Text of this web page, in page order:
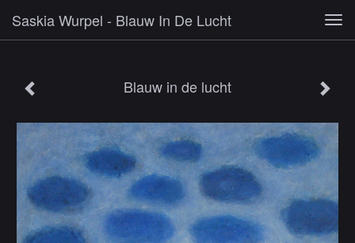
Saskia Wurpel - Blauw In De Lucht
Blauw in de lucht